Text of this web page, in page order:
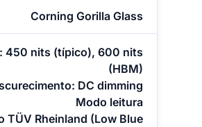
Corning Gorilla Glass
450 nits (típico), 600 nits
(HBM)
DC dimming
Modo leitura
TÜV Rheinland (Low Blue